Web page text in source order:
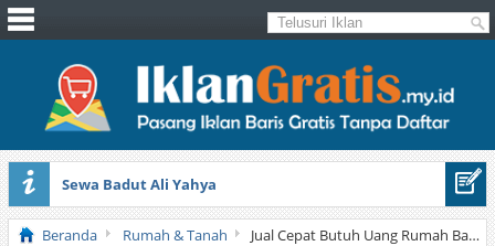
Sewa Badut Ali Yahya
Honda Brio 1.3 E AT CBU 2012 Putih
Beranda Rumah & Tanah Jual Cepat Butuh Uang Rumah Bagus Murah di Susukan, Ciracas, Jakarta Timur